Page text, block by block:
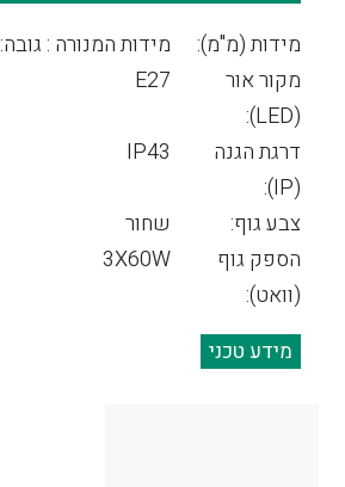
מידות (מ"מ):
מידות המנורה : גובה: 230 ס"מ
מקור אור
(LED):
E27
דרגת הגנה
(IP):
IP43
צבע גוף:
שחור
הספק גוף
(וואט):
3X60W
מידע טכני